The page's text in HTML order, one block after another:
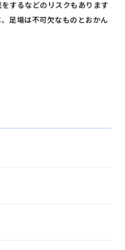
するなどのリスクもあります
足場は不可欠なものとおかん